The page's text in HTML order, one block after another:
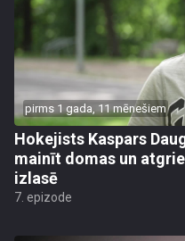
pirms 1 gada, 11 mēnešiem
Hokejists Kaspars
mainīt domas un
izlasē
7. epizode